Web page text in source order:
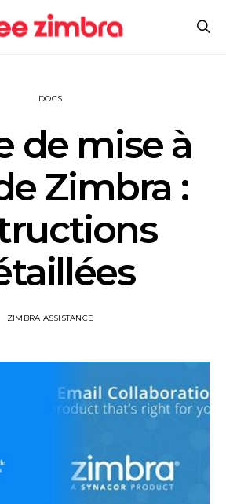
DOCS
de mise à
Zimbra :
ZIMBRA ASSISTANCE